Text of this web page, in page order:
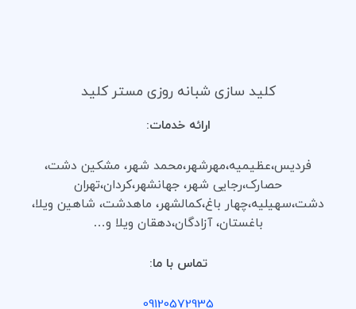
کلید سازی شبانه روزی مستر کلید
ارائه خدمات:
فردیس،عظیمیه،مهرشهر،محمد شهر، مشکین دشت،
حصارک،رجایی شهر، جهانشهر،کردان،تهران
دشت،سهیلیه،چهار باغ،کمالشهر، ماهدشت، شاهین ویلا،
باغستان، آزادگان،دهقان ویلا و…
تماس با ما:
09120572935